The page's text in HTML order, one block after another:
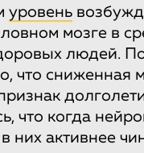
уровень
мозге в
людей.
что сниженная
что когда
них активнее